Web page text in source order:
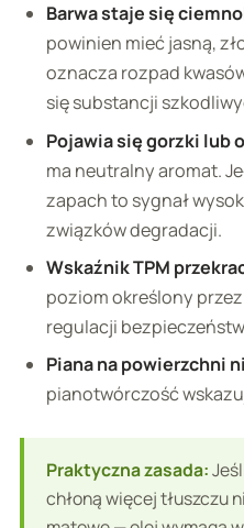
Barwa staje się
powinien mieć jasną,
oznacza rozpad
się substancji
Pojawia się gorzki lub
ma neutralny aromat.
zapach to sygnał
związków degradacji.
Wskaźnik TPM
poziom określony
regulacji
Piana na powierzchni
pianotwórczość
Praktyczna zasada:
chłoną więcej tłuszczu